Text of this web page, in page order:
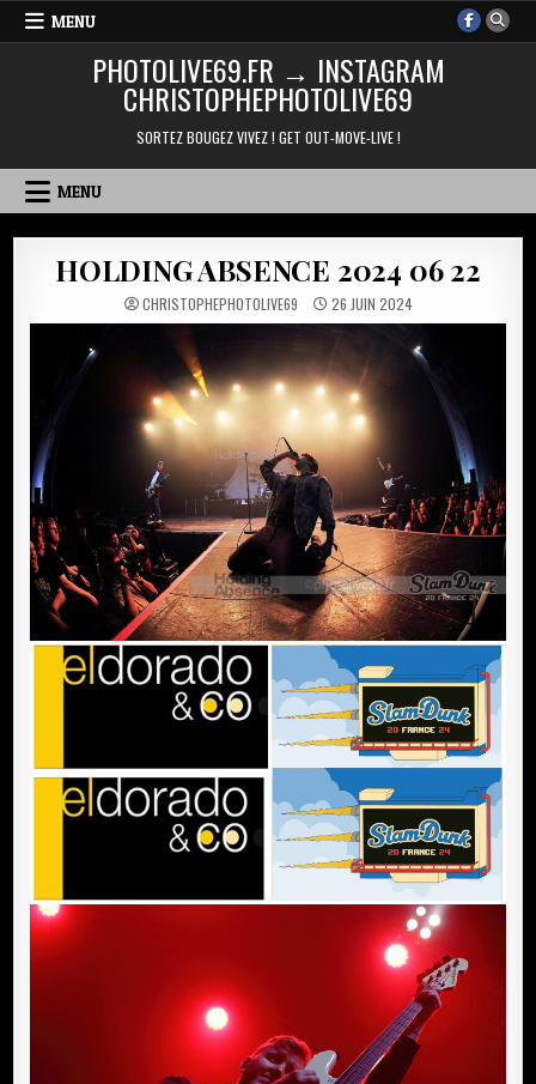
Skip
MENU
PHOTOLIVE69.FR → INSTAGRAM
CHRISTOPHEPHOTOLIVE69
SORTEZ BOUGEZ VIVEZ ! GET OUT-MOVE-LIVE !
MENU
HOLDING ABSENCE 2024 06 22
CHRISTOPHEPHOTOLIVE69 26 JUIN 2024